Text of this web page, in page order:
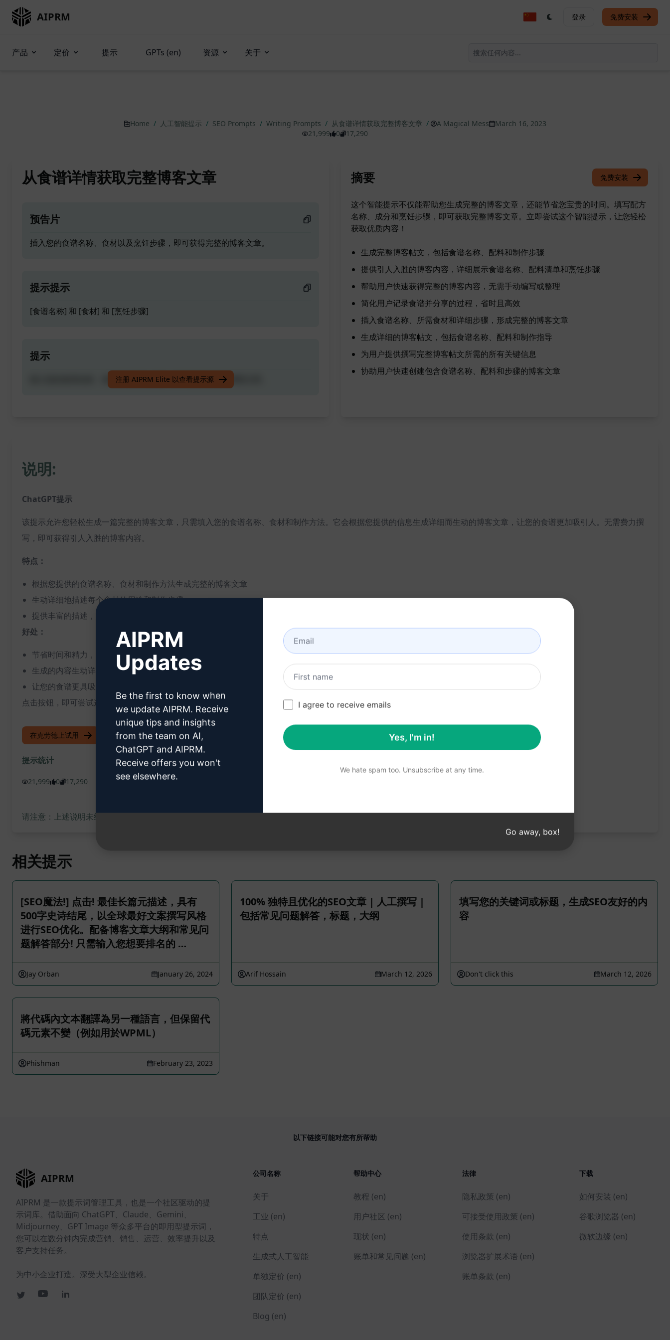
AIPRM 登录 免费安装
产品 定价 提示 GPTs (en) 资源 关于
Home / 人工智能提示 / SEO Prompts / Writing Prompts / 从食谱详情获取完整博客文章 / A Magical Mess
March 16, 2023
21,999
0 17,290
从食谱详情获取完整博客文章
预告片
插入您的食谱名称、食材以及烹饪步骤，即可获得完整的博客文章。
提示提示
[食谱名称] 和 [食材] 和 [烹饪步骤]
提示
插入您的食谱名称、食材以及烹饪步骤，即可获得完整的博客文章。
注册 AIPRM Elite 以查看提示源
摘要 免费安装
这个智能提示不仅能帮助您生成完整的博客文章，还能节省您宝贵的时间。填写配方
名称、成分和烹饪步骤，即可获取完整博客文章。立即尝试这个智能提示，让您轻松
获取优质内容！
生成完整博客帖文，包括食谱名称、配料和制作步骤
提供引人入胜的博客内容，详细展示食谱名称、配料清单和烹饪步骤
帮助用户快速获得完整的博客内容，无需手动编写或整理
简化用户记录食谱并分享的过程，省时且高效
插入食谱名称、所需食材和详细步骤，形成完整的博客文章
生成详细的博客帖文，包括食谱名称、配料和制作指导
为用户提供撰写完整博客帖文所需的所有关键信息
协助用户快速创建包含食谱名称、配料和步骤的博客文章
说明:
ChatGPT提示
该提示允许您轻松生成一篇完整的博客文章，只需填入您的食谱名称、食材和制作方法。它会根据您提供的信息生成详细而生动的博客文章，让您的食谱更加吸引人。无需费力撰
写，即可获得引人入胜的博客内容。
特点：
根据您提供的食谱名称、食材和制作方法生成完整的博客文章
生动详细地描述每个食材的用途和制作步骤
提供丰富的描述，使您的食谱更具吸引力
好处：
节省时间和精力，无需手动编写整个博客文章
生成的内容生动详实，能够吸引读者和观众
让您的食谱更具吸引力和专业性
点击按钮，即可尝试这个ChatGPT提示！
在克劳德上试用 试用 ChatGPT
提示统计
21,999 0 17,290
请注意：上述说明未经审核，不准确。为了更好地了解将生成的内容，我们建议免费安装 AIPRM 并试用提示。
相关提示
[SEO魔法!] 点击! 最佳长篇元描述，具有
500字史诗结尾，以全球最好文案撰写风格
进行SEO优化。配备博客文章大纲和常见问
题解答部分! 只需输入您想要排名的 …
Jay Orban January 26, 2024
100% 独特且优化的SEO文章 | 人工撰写 |
包括常见问题解答，标题，大纲
Arif Hossain March 12, 2026
填写您的关键词或标题，生成SEO友好的内
容
Don't click this March 12, 2026
將代碼內文本翻譯為另一種語言，但保留代
碼元素不變（例如用於WPML）
Phishman February 23, 2023
以下链接可能对您有所帮助
AIPRM
AIPRM 是一款提示词管理工具，也是一个社区驱动的提
示词库。借助面向 ChatGPT、Claude、Gemini、
Midjourney、GPT Image 等众多平台的即用型提示词，
您可以在数分钟内完成营销、销售、运营、效率提升以及
客户支持任务。
为中小企业打造。深受大型企业信赖。
公司名称
关于
工业 (en)
特点
生成式人工智能
单独定价 (en)
团队定价 (en)
Blog (en)
帮助中心
教程 (en)
用户社区 (en)
现状 (en)
账单和常见问题 (en)
法律
隐私政策 (en)
可接受使用政策 (en)
使用条款 (en)
浏览器扩展术语 (en)
账单条款 (en)
下载
如何安装 (en)
谷歌浏览器 (en)
微软边缘 (en)
AIPRM
Updates
Be the first to know when
we update AIPRM. Receive
unique tips and insights
from the team on AI,
ChatGPT and AIPRM.
Receive offers you won't
see elsewhere.
I agree to receive emails
Yes, I'm in!
We hate spam too. Unsubscribe at any time.
Go away, box!